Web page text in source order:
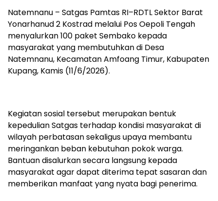
Natemnanu – Satgas Pamtas RI–RDTL Sektor Barat
Yonarhanud 2 Kostrad melalui Pos Oepoli Tengah
menyalurkan 100 paket Sembako kepada
masyarakat yang membutuhkan di Desa
Natemnanu, Kecamatan Amfoang Timur, Kabupaten
Kupang, Kamis (11/6/2026).
Kegiatan sosial tersebut merupakan bentuk
kepedulian Satgas terhadap kondisi masyarakat di
wilayah perbatasan sekaligus upaya membantu
meringankan beban kebutuhan pokok warga.
Bantuan disalurkan secara langsung kepada
masyarakat agar dapat diterima tepat sasaran dan
memberikan manfaat yang nyata bagi penerima.